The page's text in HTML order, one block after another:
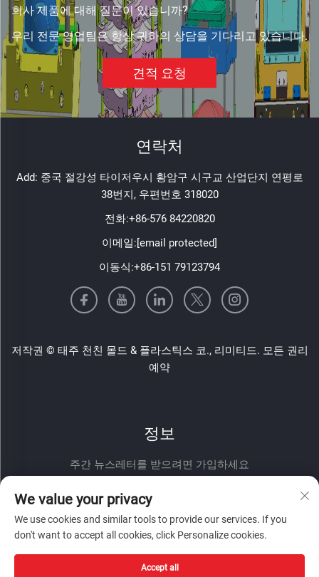
회사 제품에 대해 질문이 있습니까?
우리 전문 영업팀은 항상 귀하의 상담을 기다리고 있습니다.
견적 요청
연락처
Add: 중국 절강성 타이저우시 황암구 시구교 산업단지 연평로
38번지, 우편번호 318020
전화:+86-576 84220820
이메일:[email protected]
이동식:+86-151 79123794
저작권 © 태주 천친 몰드 & 플라스틱스 코., 리미티드. 모든 권리
예약
정보
주간 뉴스레터를 받으려면 가입하세요
We value your privacy
We use cookies and similar tools to provide our services. If you
don't want to accept all cookies, click Personalize cookies.
Accept all